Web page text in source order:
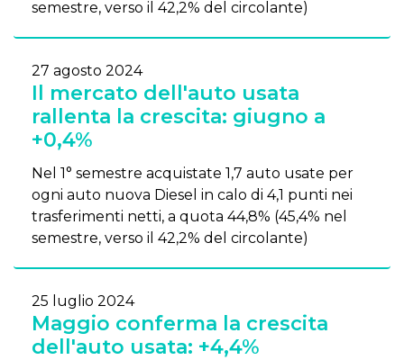
semestre, verso il 42,2% del circolante)
27 agosto 2024
Il mercato dell'auto usata
rallenta la crescita: giugno a
+0,4%
Nel 1° semestre acquistate 1,7 auto usate per
ogni auto nuova Diesel in calo di 4,1 punti nei
trasferimenti netti, a quota 44,8% (45,4% nel
semestre, verso il 42,2% del circolante)
25 luglio 2024
Maggio conferma la crescita
dell'auto usata: +4,4%